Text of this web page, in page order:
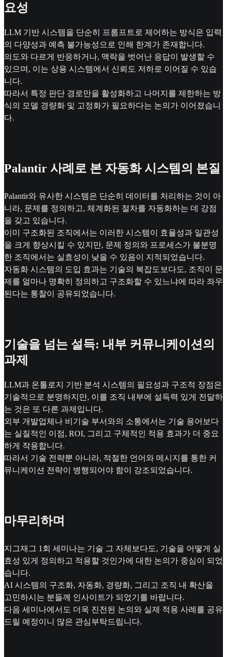
요성
LLM 기반 시스템을 단순히 프롬프트로 제어하는 방식은 입력
의 다양성과 예측 불가능성으로 인해 한계가 존재합니다.
의도와 다르게 반응하거나, 맥락을 벗어난 응답이 발생할 수
있으며, 이는 상용 시스템에서 신뢰도 저하로 이어질 수 있습
니다.
따라서 특정 판단 경로만을 활성화하고 나머지를 제한하는 방
식의 모델 경량화 및 고정화가 필요하다는 논의가 이어졌습니
다.
Palantir 사례로 본 자동화 시스템의 본질
Palantir와 유사한 시스템은 단순히 데이터를 처리하는 것이 아
니라, 문제를 정의하고, 체계화된 절차를 자동화하는 데 강점
을 갖고 있습니다.
이미 구조화된 조직에서는 이러한 시스템이 효율성과 일관성
을 크게 향상시킬 수 있지만, 문제 정의와 프로세스가 불분명
한 조직에서는 실효성이 낮을 수 있음이 지적되었습니다.
자동화 시스템의 도입 효과는 기술의 복잡도보다도, 조직이 문
제를 얼마나 명확히 정의하고 구조화할 수 있느냐에 따라 좌우
된다는 통찰이 공유되었습니다.
기술을 넘는 설득: 내부 커뮤니케이션의
과제
LLM과 온톨로지 기반 분석 시스템의 필요성과 구조적 장점은
기술적으로 분명하지만, 이를 조직 내부에 설득력 있게 전달하
는 것은 또 다른 과제입니다.
외부 개발업체나 비기술 부서와의 소통에서는 기술 용어보다
는 실질적인 이점, ROI, 그리고 구체적인 적용 효과가 더 중요
하게 작용합니다.
따라서 기술 전략뿐 아니라, 적절한 언어와 메시지를 통한 커
뮤니케이션 전략이 병행되어야 함이 강조되었습니다.
마무리하며
지그재그 1회 세미나는 기술 그 자체보다도, 기술을 어떻게 실
효성 있게 정의하고 적용할 것인가에 대한 논의가 중심이 되었
습니다.
AI 시스템의 구조화, 자동화, 경량화, 그리고 조직 내 확산을
고민하시는 분들께 인사이트가 되었기를 바랍니다.
다음 세미나에서도 더욱 진전된 논의와 실제 적용 사례를 공유
드릴 예정이니 많은 관심부탁드립니다.